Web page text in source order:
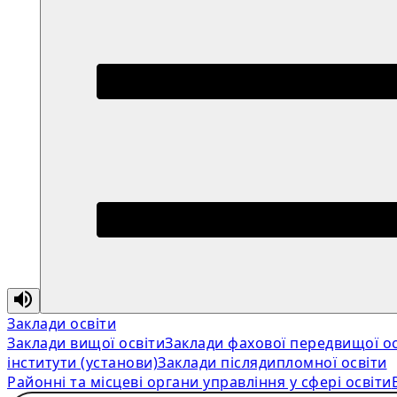
Заклади освіти
Заклади вищої освітиЗаклади фахової передвищої
інститути (установи)Заклади післядипломної освіти
Районні та місцеві органи управління у сфері освіти